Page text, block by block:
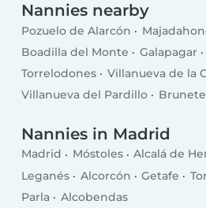
Nannies nearby
Pozuelo de Alarcón
Boadilla del Monte
Galapagar
Torrelodones
Villanueva de la
Villanueva del Pardillo
Brunete
Nannies in Madrid
Madrid Móstoles Alcalá de
Leganés
Alcorcón Getafe
Parla
Alcobendas